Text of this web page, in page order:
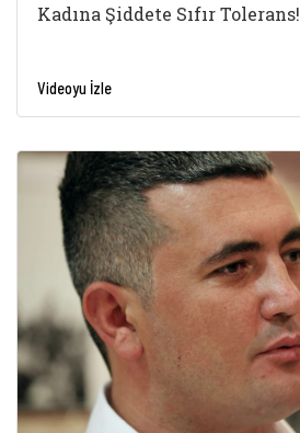
Kadına Şiddete Sıfır Tolerans!
Videoyu İzle